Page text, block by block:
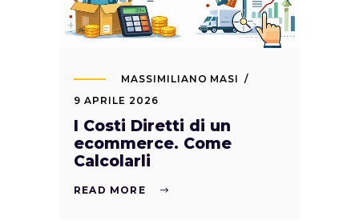
MASSIMILIANO MASI
9 APRILE 2026
I Costi Diretti di un
ecommerce. Come
Calcolarli
READ MORE